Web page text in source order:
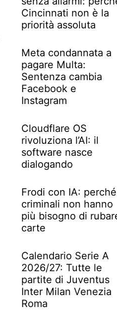
Cincinnati non è la
priorità assoluta
Meta condannata a
pagare Multa:
Sentenza cambia
Facebook e
Instagram
Cloudflare OS
rivoluziona l’AI: il
software nasce
dialogando
Frodi con IA:
criminali non hanno
più bisogno di
carte
Calendario Serie A
2026/27: Tutte le
partite di Juventus
Inter Milan Venezia
Roma